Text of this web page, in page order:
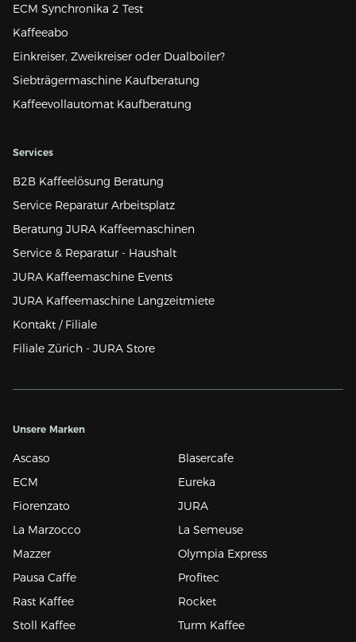
ECM Synchronika 2 Test
Kaffeeabo
Einkreiser, Zweikreiser oder Dualboiler?
Siebträgermaschine Kaufberatung
Kaffeevollautomat Kaufberatung
Services
B2B Kaffeelösung Beratung
Service Reparatur Arbeitsplatz
Beratung JURA Kaffeemaschinen
Service & Reparatur - Haushalt
JURA Kaffeemaschine Events
JURA Kaffeemaschine Langzeitmiete
Kontakt / Filiale
Filiale Zürich - JURA Store
Unsere Marken
Ascaso
Blasercafe
ECM
Eureka
Fiorenzato
JURA
La Marzocco
La Semeuse
Mazzer
Olympia Express
Pausa Caffe
Profitec
Rast Kaffee
Rocket
Stoll Kaffee
Turm Kaffee